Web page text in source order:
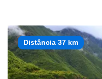
Distância 37 km